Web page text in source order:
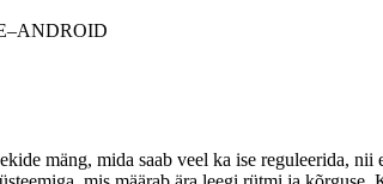
mäng, mida saab veel ka ise reguleerida,